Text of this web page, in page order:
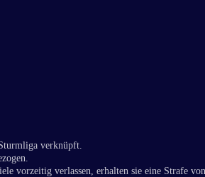
verknüpft.
vorzeitig verlassen, erhalten sie eine Strafe